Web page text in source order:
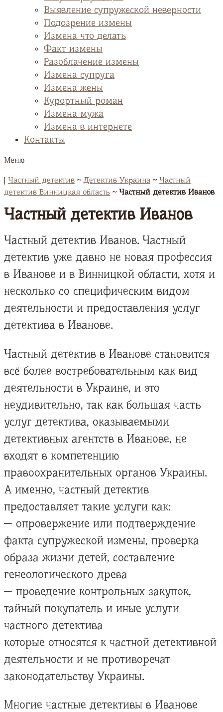
Выявление супружеской неверности
Подозрение измены
Измена что делать
Факт измены
Разоблачение измены
Измена супруга
Измена жены
Курортный роман
Измена мужа
Измена в интернете
Контакты
Меню
| Частный детектив ~Детектив Украина ~ Частный
детектив Винницкая область ~ Частный детектив Иванов
Частный детектив Иванов
Частный детектив Иванов. Частный
детектив уже давно не новая профессия
в Иванове и в Винницкой области, хотя и
несколько со специфическим видом
деятельности и предоставления услуг
детектива в Иванове.
Частный детектив в Иванове становится
всё более востребовательным как вид
деятельности в Украине, и это
неудивительно, так как большая часть
услуг детектива, оказываемыми
детективных агентств в Иванове, не
входят в компетенцию
правоохранительных органов Украины.
А именно, частный детектив
предоставляет такие услуги как:
— опровержение или подтверждение
факта супружеской измены, проверка
образа жизни детей, составление
генеологического древа
— проведение контрольных закупок,
тайный покупатель и иные услуги
частного детектива
которые относятся к частной детективной
деятельности и не противоречат
законодательству Украины.
Многие частные детективы в Иванове